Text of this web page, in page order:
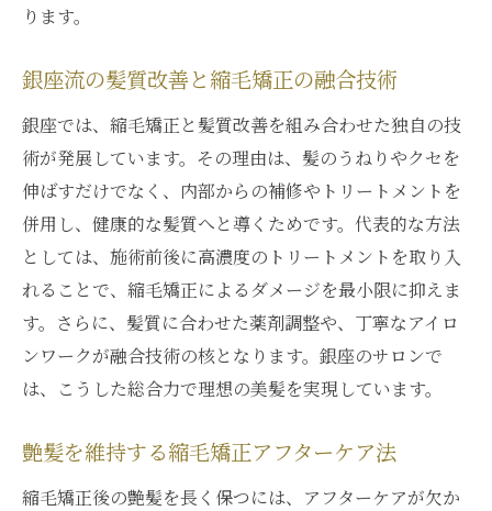
ります。
銀座流の髪質改善と縮毛矯正の融合技術
銀座では、縮毛矯正と髪質改善を組み合わせた独自の技
術が発展しています。その理由は、髪のうねりやクセを
伸ばすだけでなく、内部からの補修やトリートメントを
併用し、健康的な髪質へと導くためです。代表的な方法
としては、施術前後に高濃度のトリートメントを取り入
れることで、縮毛矯正によるダメージを最小限に抑えま
す。さらに、髪質に合わせた薬剤調整や、丁寧なアイロ
ンワークが融合技術の核となります。銀座のサロンで
は、こうした総合力で理想の美髪を実現しています。
艶髪を維持する縮毛矯正アフターケア法
縮毛矯正後の艶髪を長く保つには、アフターケアが欠か